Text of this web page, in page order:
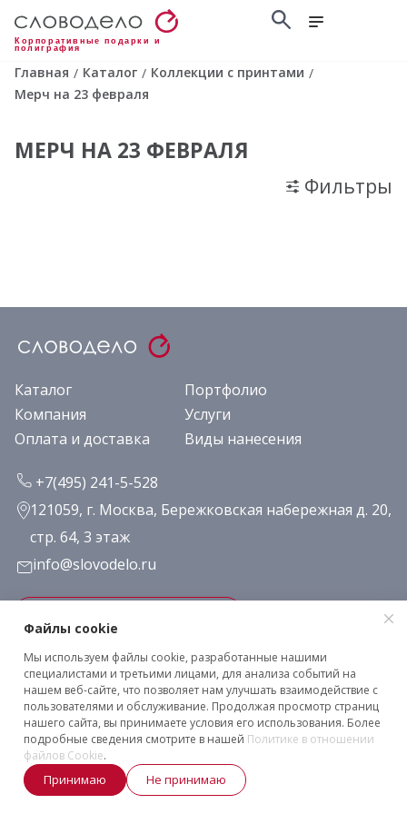
Корпоративные подарки и
полиграфия
Главная / Каталог / Коллекции с принтами /
Мерч на 23 февраля
МЕРЧ НА 23 ФЕВРАЛЯ
Фильтры
Каталог
Портфолио
Компания
Услуги
Оплата и доставка
Виды нанесения
+7(495) 241-5-528
121059, г. Москва, Бережковская набережная д. 20,
стр. 64, 3 этаж
info@slovodelo.ru
Заказать звонок
Подписаться на рассылку
Клиентское соглашение
Политика конфиденциальности
2026 © «Словодело». Все права защищены
Файлы cookie
Мы используем файлы cookie, разработанные нашими
специалистами и третьими лицами, для анализа событий на
нашем веб-сайте, что позволяет нам улучшать взаимодействие с
пользователями и обслуживание. Продолжая просмотр страниц
нашего сайта, вы принимаете условия его использования. Более
подробные сведения смотрите в нашей Политике в отношении
файлов Cookie.
Принимаю Не принимаю